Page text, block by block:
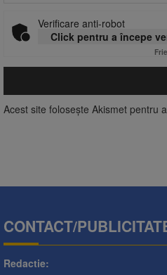
Verificare anti-robot
Click pentru a începe
Acest site folosește Akismet pentru
CONTACT/
Redactie: